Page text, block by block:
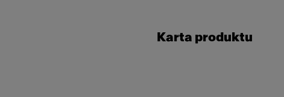
Karta produktu